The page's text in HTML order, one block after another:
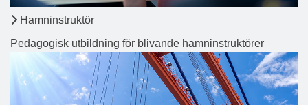
Hamninstruktör
Pedagogisk utbildning för blivande hamninstruktörer